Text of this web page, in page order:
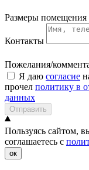
Размеры помещения
Контакты
Пожелания/
Я даю согласие
прочел политику в
данных
Отправить
Пользуясь сайтом,
соглашаетесь с
ок